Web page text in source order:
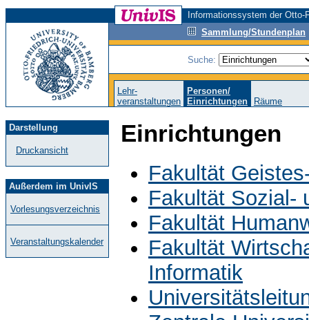
Informationssystem der
Sammlung/Stundenplan
Suche:
Lehr-
veranstaltungen
Personen/
Einrichtungen
Räume
Darstellung
Druckansicht
Außerdem im UnivIS
Vorlesungsverzeichnis
Veranstaltungskalender
Einrichtungen
Fakultät
Fakultät Sozial-
Fakultät
Fakultät
Informatik